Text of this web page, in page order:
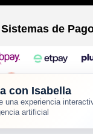
Sistemas de